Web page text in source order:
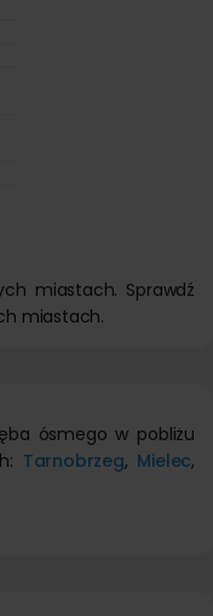
miastach. Sprawdź
miastach.
ósmego w pobliżu
Tarnobrzeg, Mielec,